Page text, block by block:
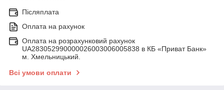
Післяплата
Оплата на рахунок
Оплата на розрахунковий рахунок
UA283052990000026003006005838 в КБ «Приват Банк»
м. Хмельницький.
Всі умови оплати